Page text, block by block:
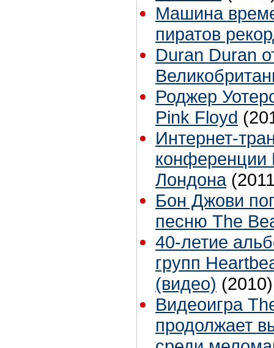
Машина
пиратов
Duran Duran
Роджер
Pink Floyd
Интернет-
конференции
Лондона
Бон Джови
песню The
40-летие
групп
(видео) (2010)
Видеоигра
продолжает